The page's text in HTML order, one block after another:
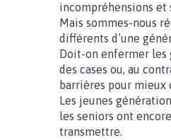
incompréhensions et
Mais sommes-nous
différents d’une
Doit-on enfermer les
des cases ou, au
barrières pour mieux
Les jeunes
les seniors ont
transmettre.